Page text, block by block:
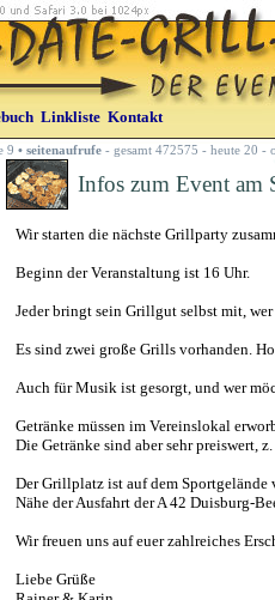
Linkliste Kontakt
9 • seitenaufrufe - gesamt 472575 - heute 20 -
Infos zum Event am